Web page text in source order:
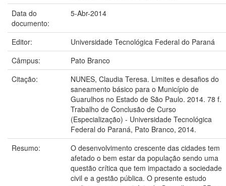
Data do
documento:
5-Abr-2014
Editor:
Universidade Tecnológica Federal do Paraná
Câmpus:
Pato Branco
Citação:
NUNES, Claudia Teresa. Limites e desafios do
saneamento básico para o Município de
Guarulhos no Estado de São Paulo. 2014. 78 f.
Trabalho de Conclusão de Curso
(Especialização) - Universidade Tecnológica
Federal do Paraná, Pato Branco, 2014.
Resumo:
O desenvolvimento crescente das cidades tem
afetado o bem estar da população sendo uma
questão crítica que tem impactado a sociedade
civil e a gestão pública. O presente estudo